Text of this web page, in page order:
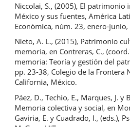
Niccolai, S., (2005), El
México y sus fuentes, América
Económica, núm. 23, enero-
Nieto, A. L., (2015), Patrimonio
memoria, en Contreras, C.,
memoria: Teoría y gestión del
pp. 23-38, Colegio de la Frontera
California, México.
Páez, D., Techio, E., Marques, J. y
Memoria colectiva y social, en
Gaviria, E. y Cuadrado, I., (eds.),